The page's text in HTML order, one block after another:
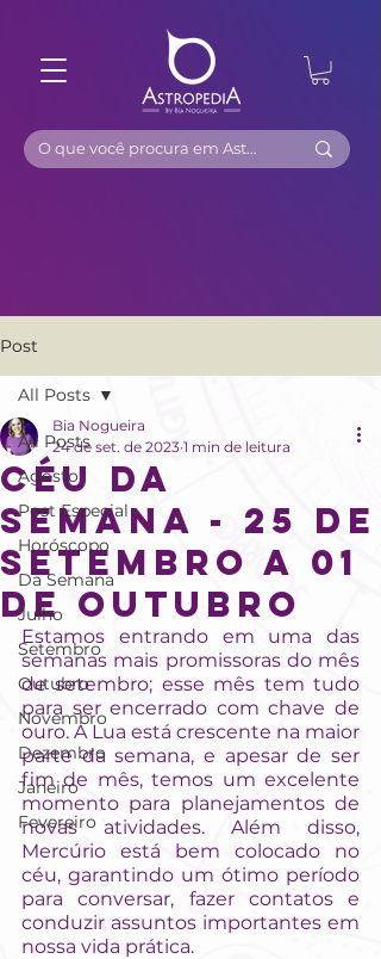
Post
All Posts
Agosto
Post Especial
Horóscopo
Da Semana
Julho
Setembro
Outubro
Novembro
Dezembro
Janeiro
Fevereiro
All Posts
CÉU DA
SEMANA - 25 DE
SETEMBRO A 01
DE OUTUBRO
Bia Nogueira
24 de set. de 2023 1 min de leitura
Estamos entrando em uma das
semanas mais promissoras do mês
de setembro; esse mês tem tudo
para ser encerrado com chave de
ouro. A Lua está crescente na maior
parte da semana, e apesar de ser
fim de mês, temos um excelente
momento para planejamentos de
novas atividades. Além disso,
Mercúrio está bem colocado no
céu, garantindo um ótimo período
para conversar, fazer contatos e
conduzir assuntos importantes em
nossa vida prática.